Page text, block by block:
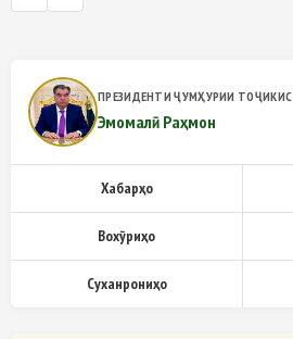
ПРЕЗИДЕНТИ ҶУМҲУРИИ
Эмомалӣ Раҳмон
Хабарҳо
Вохӯриҳо
Суханрониҳо